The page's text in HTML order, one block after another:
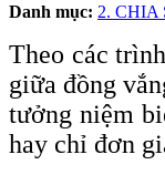
Danh mục: 2. CHIA
Theo các
giữa đồng
tưởng niệm
hay chỉ đơn